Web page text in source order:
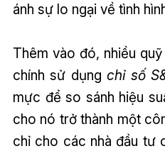
ánh sự lo ngại về tình
Thêm vào đó, nhiều
chính sử dụngchỉ số
mực để so sánh hiệu
cho nó trở thành một
chỉ cho các nhà đầu tư